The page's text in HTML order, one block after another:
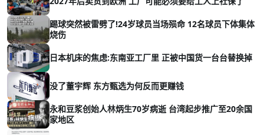
踢球突然被雷劈了!24岁球员当场殒命 12名球员下体集体
烧伤
日本机床的焦虑:东南亚工厂里 正被中国货一台台替换掉
没了董宇辉 东方甄选为何反而更赚钱
永和豆浆创始人林炳生70岁病逝 台湾起步推广至20余国
家地区